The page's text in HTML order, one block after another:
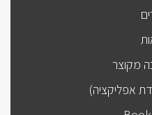
מקוצר
אפליקציה)